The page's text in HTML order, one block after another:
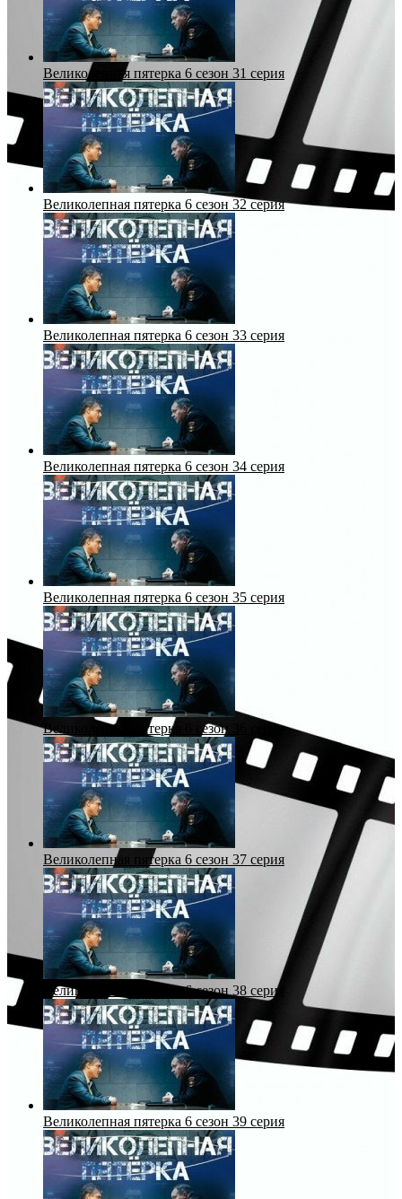
Великолепная пятерка 6 сезон 31 серия
Великолепная пятерка 6 сезон 32 серия
Великолепная пятерка 6 сезон 33 серия
Великолепная пятерка 6 сезон 34 серия
Великолепная пятерка 6 сезон 35 серия
Великолепная пятерка 6 сезон 36 серия
Великолепная пятерка 6 сезон 37 серия
Великолепная пятерка 6 сезон 38 серия
Великолепная пятерка 6 сезон 39 серия